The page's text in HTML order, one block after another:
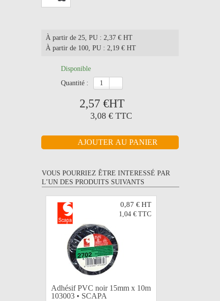
À partir de 25, PU : 2,37 € HT
À partir de 100, PU : 2,19 € HT
Disponible
quantité :
2,57 €HT
3,08 € TTC
VOUS POURRIEZ ÊTRE INTERESSÉ PAR
L’UN DES PRODUITS SUIVANTS
0,87 €HT
1,04 € TTC
Adhésif PVC noir 15mm x 10m
103003 • SCAPA